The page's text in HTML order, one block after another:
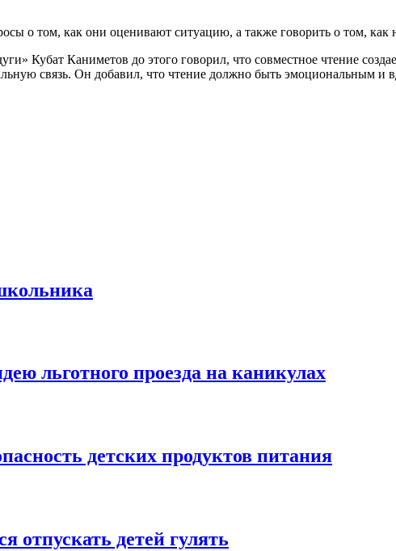
о том, как они оценивают ситуацию, а также говорить о том,
Кубат Каниметов до этого говорил, что совместное чтение
связь. Он добавил, что чтение должно быть эмоциональным и
льготного проезда на каникулах
детских продуктов питания
отпускать детей гулять